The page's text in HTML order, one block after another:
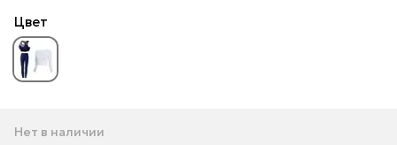
Цвет
Нет в наличии